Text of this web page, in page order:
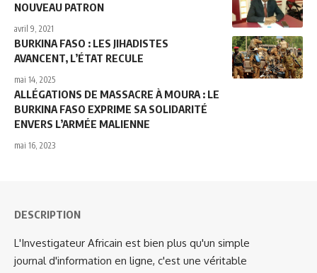
NOUVEAU PATRON
avril 9, 2021
BURKINA FASO : LES JIHADISTES
AVANCENT, L’ÉTAT RECULE
mai 14, 2025
ALLÉGATIONS DE MASSACRE À MOURA : LE
BURKINA FASO EXPRIME SA SOLIDARITÉ
ENVERS L’ARMÉE MALIENNE
mai 16, 2023
DESCRIPTION
L'Investigateur Africain est bien plus qu'un simple
journal d'information en ligne, c'est une véritable